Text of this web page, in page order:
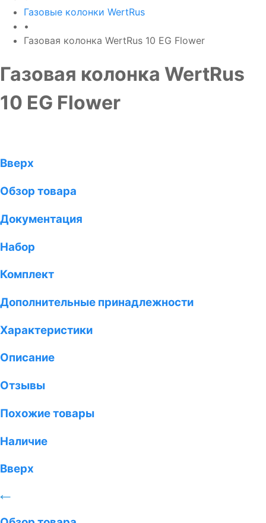
Газовые колонки WertRus
•
Газовая колонка WertRus 10 EG Flower
Газовая колонка WertRus
10 EG Flower
Вверх
Обзор товара
Документация
Набор
Комплект
Дополнительные принадлежности
Характеристики
Описание
Отзывы
Похожие товары
Наличие
Вверх